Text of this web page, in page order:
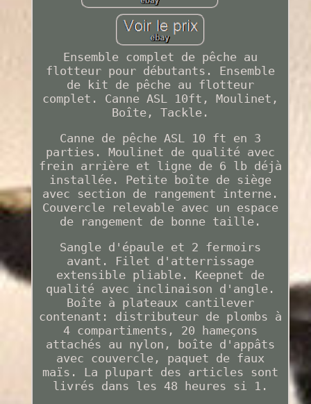
Ensemble complet de pêche au
flotteur pour débutants. Ensemble
de kit de pêche au flotteur
complet. Canne ASL 10ft, Moulinet,
Boîte, Tackle.
Canne de pêche ASL 10 ft en 3
parties. Moulinet de qualité avec
frein arrière et ligne de 6 lb déjà
installée. Petite boîte de siège
avec section de rangement interne.
Couvercle relevable avec un espace
de rangement de bonne taille.
Sangle d'épaule et 2 fermoirs
avant. Filet d'atterrissage
extensible pliable. Keepnet de
qualité avec inclinaison d'angle.
Boîte à plateaux cantilever
contenant: distributeur de plombs à
4 compartiments, 20 hameçons
attachés au nylon, boîte d'appâts
avec couvercle, paquet de faux
maïs. La plupart des articles sont
livrés dans les 48 heures si 1.